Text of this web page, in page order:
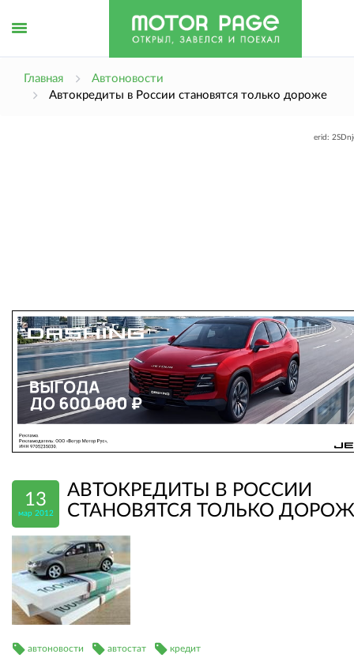
Главная
Автоновости
Автокредиты в России становятся только дороже
erid:
13
мар 2012
АВТОКРЕДИТЫ В РОССИИ
СТАНОВЯТСЯ ТОЛЬКО
автоновости автостат кредит